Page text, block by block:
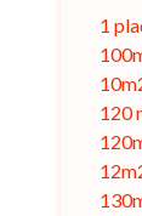
1
120